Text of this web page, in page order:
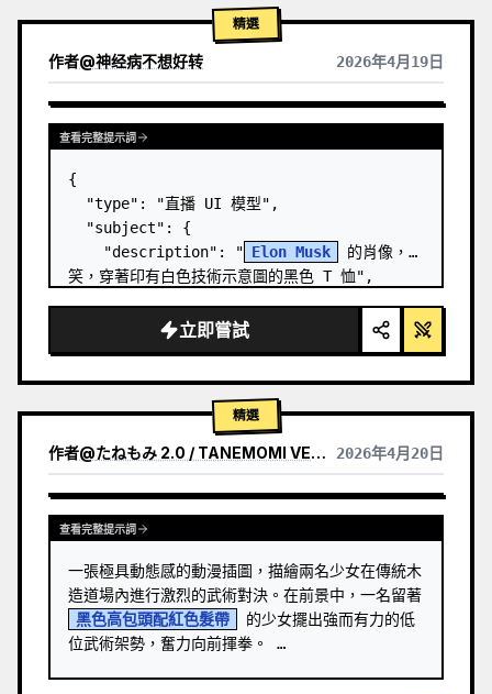
精選
作者@神经病不想好转 2026年4月19日
查看完整提示詞
{
  "type": "直播 UI 模型",
  "subject": {
    "description": "
Elon Musk
的肖像，微
笑，穿著印有白色技術示意圖的黑色 T 恤",
文字的螢幕，右側顯示紅色的 '{argument
name=\"r…
立即嘗試
精選
作者@たねもみ 2.0 / TANEMOMI VER2.0 2026年4月20日
查看完整提示詞
一張極具動態感的動漫插圖，描繪兩名少女在傳統木
黑色高包頭配紅色髮帶
的少女擺出強而有力的低
位武術架勢，奮力向前揮拳。 …